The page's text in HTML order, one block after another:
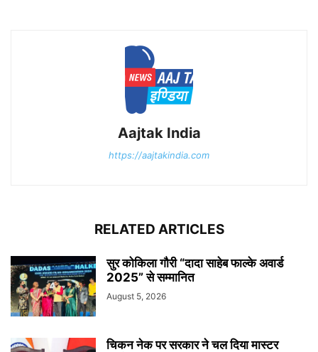
Aajtak India
https://aajtakindia.com
RELATED ARTICLES
सुर कोकिला गौरी “दादा साहेब फाल्के अवार्ड
2025” से सम्मानित
August 5, 2026
चिकन नेक पर सरकार ने चल दिया मास्टर